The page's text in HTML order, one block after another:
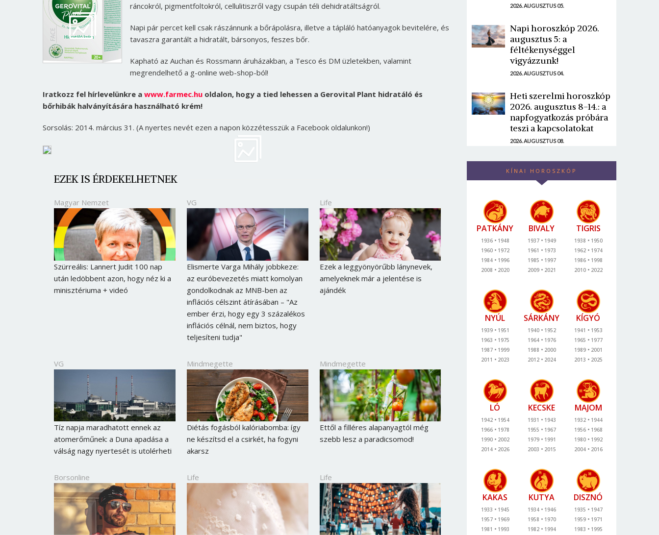
ráncokról, pigmentfoltokról, cellulitiszről vagy csupán téli dehidratáltságról.
Napi pár percet kell csak rászánnunk a bőrápolásra, illetve a tápláló hatóanyagok bevitelére, és
tavaszra garantált a hidratált, bársonyos, feszes bőr.
Kapható az Auchan és Rossmann áruházakban, a Tesco és DM üzletekben, valamint
megrendelhető a g-online web-shop-ból!
Iratkozz fel hírlevelünkre a www.farmec.hu oldalon, hogy a tied lehessen a Gerovital Plant hidratáló és
bőrhibák halványítására használható krém!
Sorsolás: 2014. március 31. (A nyertes nevét ezen a napon közzétesszük a Facebook oldalunkon!)
EZEK IS ÉRDEKELHETNEK
Magyar Nemzet
Szürreális: Lannert Judit 100 nap
után ledöbbent azon, hogy néz ki a
minisztériuma + videó
VG
Elismerte Varga Mihály jobbkeze:
az euróbevezetés miatt komolyan
gondolkodnak az MNB-ben az
inflációs célszint átírásában – "Az
ember érzi, hogy egy 3 százalékos
inflációs célnál, nem biztos, hogy
teljesíteni tudja"
Life
Ezek a leggyönyörűbb lánynevek,
amelyeknek már a jelentése is
ajándék
VG
Tíz napja maradhatott ennek az
atomerőműnek: a Duna apadása a
válság nagy nyertesét is utolérheti
Mindmegette
Diétás fogásból kalóriabomba: így
ne készítsd el a csirkét, ha fogyni
akarsz
Mindmegette
Ettől a filléres alapanyagtól még
szebb lesz a paradicsomod!
Borsonline Life Life
2026. AUGUSZTUS 05.
Napi horoszkóp 2026.
augusztus 5: a
féltékenységgel
vigyázzunk!
2026. AUGUSZTUS 04.
Heti szerelmi horoszkóp
2026. augusztus 8-14.: a
napfogyatkozás próbára
teszi a kapcsolatokat
2026. AUGUSZTUS 08.
KÍNAI HOROSZKÓP
PATKÁNY
1936
1948
1960
1972
1984
1996
2008
2020
BIVALY
1937
1949
1961
1973
1985
1997
2009
2021
TIGRIS
1938
1950
1962
1974
1986
1998
2010
2022
NYÚL
1939
1951
1963
1975
1987
1999
2011
2023
SÁRKÁNY
1940
1952
1964
1976
1988
2000
2012
2024
KÍGYÓ
1941
1953
1965
1977
1989
2001
2013
2025
LÓ
1942
1954
1966
1978
1990
2002
2014
2026
KECSKE
1931
1943
1955
1967
1979
1991
2003
2015
MAJOM
1932
1944
1956
1968
1980
1992
2004
2016
KAKAS
1933
1945
1957
1969
1981
1993
KUTYA
1934
1946
1958
1970
1982
1994
DISZNÓ
1935
1947
1959
1971
1983
1995
Borsonline bejelentkezés
Jelszó